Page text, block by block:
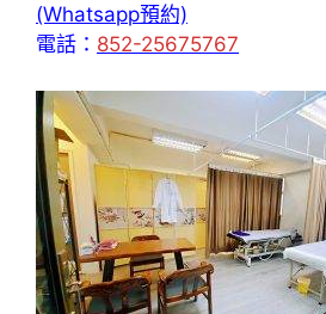
(Whatsapp預約)
電話： 852-25675767